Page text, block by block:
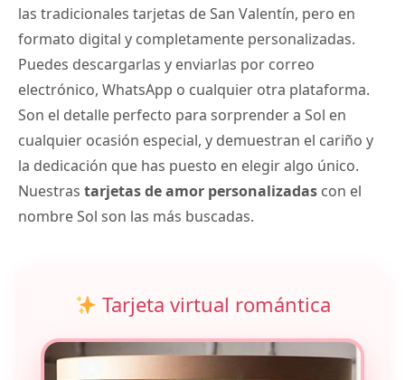
las tradicionales tarjetas de San Valentín, pero en
formato digital y completamente personalizadas.
Puedes descargarlas y enviarlas por correo
electrónico, WhatsApp o cualquier otra plataforma.
Son el detalle perfecto para sorprender a Sol en
cualquier ocasión especial, y demuestran el cariño y
la dedicación que has puesto en elegir algo único.
Nuestras tarjetas de amor personalizadas con el
nombre Sol son las más buscadas.
Tarjeta virtual romántica